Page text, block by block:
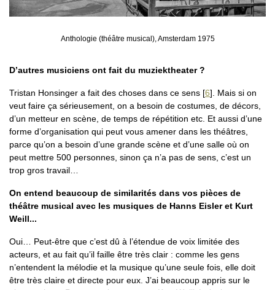
Anthologie (théâtre musical), Amsterdam 1975
D’autres musiciens ont fait du muziektheater ?
Tristan Honsinger a fait des choses dans ce sens [6] . Mais si on
veut faire ça sérieusement, on a besoin de costumes, de décors,
d’un metteur en scène, de temps de répétition etc. Et aussi d’une
forme d’organisation qui peut vous amener dans les théâtres,
parce qu’on a besoin d’une grande scène et d’une salle où on
peut mettre 500 personnes, sinon ça n’a pas de sens, c’est un
trop gros travail…
On entend beaucoup de similarités dans vos pièces de
théâtre musical avec les musiques de Hanns Eisler et Kurt
Weill...
Oui… Peut-être que c’est dû à l’étendue de voix limitée des
acteurs, et au fait qu’il faille être très clair : comme les gens
n’entendent la mélodie et la musique qu’une seule fois, elle doit
être très claire et directe pour eux. J’ai beaucoup appris sur le